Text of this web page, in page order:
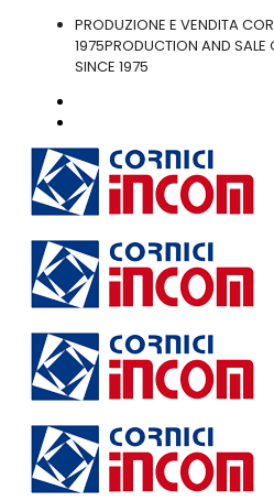
PRODUZIONE E VENDITA
1975PRODUCTION AND SALE
SINCE 1975